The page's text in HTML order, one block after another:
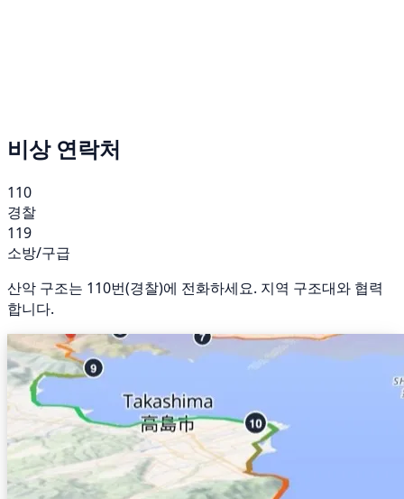
비상 연락처
110
경찰
119
소방/구급
산악 구조는 110번(경찰)에 전화하세요. 지역 구조대와 협력
합니다.